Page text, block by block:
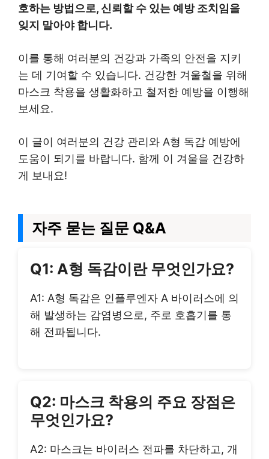
호하는 방법으로, 신뢰할 수 있는 예방 조치임을
잊지 말아야 합니다.
이를 통해 여러분의 건강과 가족의 안전을 지키
는 데 기여할 수 있습니다. 건강한 겨울철을 위해
마스크 착용을 생활화하고 철저한 예방을 이행해
보세요.
이 글이 여러분의 건강 관리와 A형 독감 예방에
도움이 되기를 바랍니다. 함께 이 겨울을 건강하
게 보내요!
자주 묻는 질문 Q&A
Q1: A형 독감이란 무엇인가요?
A1: A형 독감은 인플루엔자 A 바이러스에 의
해 발생하는 감염병으로, 주로 호흡기를 통
해 전파됩니다.
Q2: 마스크 착용의 주요 장점은
무엇인가요?
A2: 마스크는 바이러스 전파를 차단하고, 개